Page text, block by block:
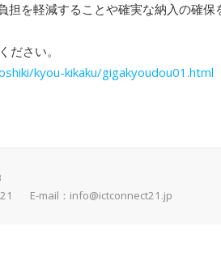
担を軽減することや確実な納入の確保
ださい。
kyou-kikaku/gigakyoudou01.html
21 E-mail： info@ictconnect21.jp